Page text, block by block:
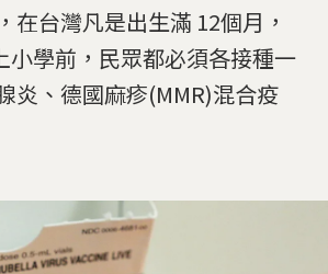
在台灣凡是出生滿 12個月，
小學前，民眾都必須各接種一
炎、德國麻疹(MMR)混合疫